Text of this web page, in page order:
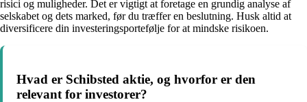
risici og muligheder. Det er vigtigt at foretage en grundig analyse af
selskabet og dets marked, før du træffer en beslutning. Husk altid at
diversificere din investeringsportefølje for at mindske risikoen.
Hvad er Schibsted aktie, og hvorfor er den
relevant for investorer?